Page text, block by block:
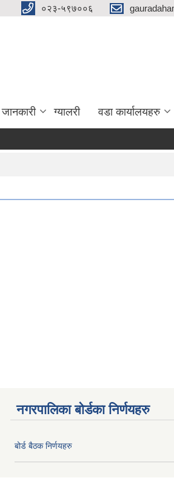
०२३-५९७००६
ग्यालरी वडा कार्यालयहरु
नगरपालिका बोर्डका निर्णयहरु
बोर्ड बैठक निर्णयहरु